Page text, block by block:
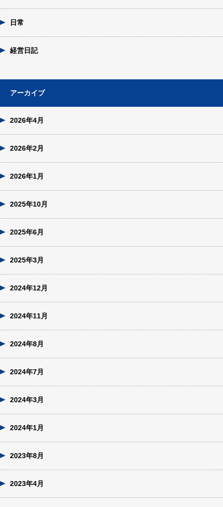
日常
経営日記
アーカイブ
2026年4月
2026年2月
2026年1月
2025年10月
2025年6月
2025年3月
2024年12月
2024年11月
2024年8月
2024年7月
2024年3月
2024年1月
2023年8月
2023年4月